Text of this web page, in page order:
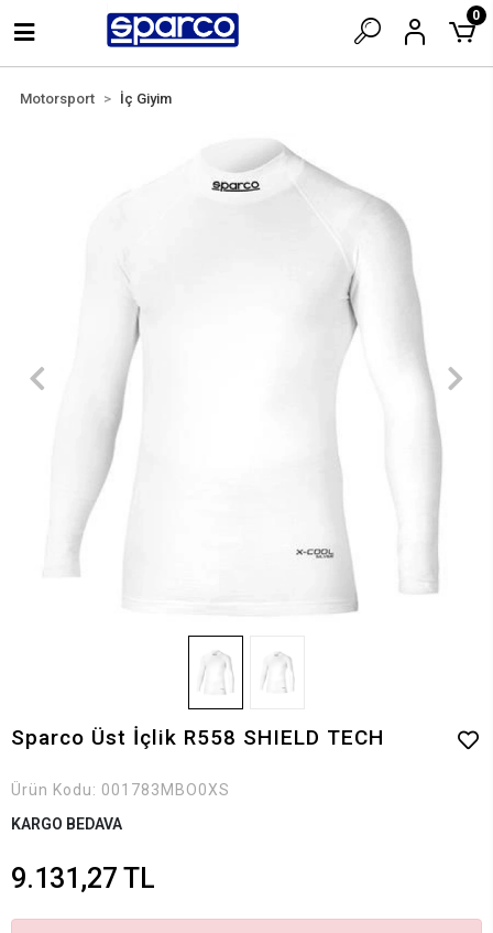
0
Motorsport İç Giyim
Sparco Üst İçlik R558 SHIELD TECH
Ürün Kodu: 001783MBO0XS
KARGO BEDAVA
9.131,27 TL